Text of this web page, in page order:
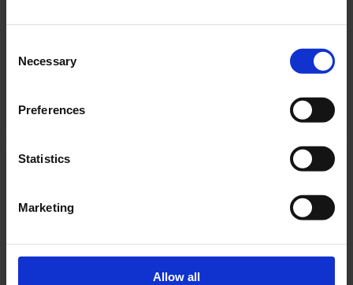
Selection
Necessary
Preferences
Statistics
Marketing
Allow all
YTULU-LANS-
4000 K
21.5